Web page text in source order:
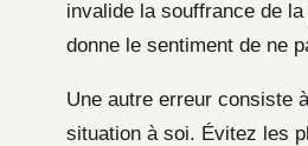
invalide la souffrance de
donne le sentiment de ne
Une autre erreur consiste
situation à soi. Évitez les